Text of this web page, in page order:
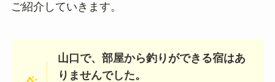
ご紹介していきます。
山口で、部屋から釣りができる宿はあ
りませんでした。